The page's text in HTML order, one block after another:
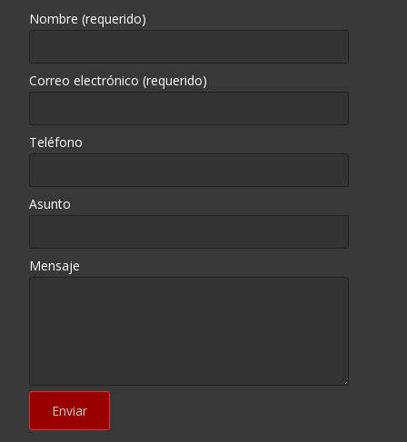
Nombre (requerido)
Correo electrónico (requerido)
Teléfono
Asunto
Mensaje